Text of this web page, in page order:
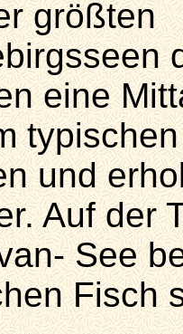
größten
eine
und
Auf der
See
Fisch